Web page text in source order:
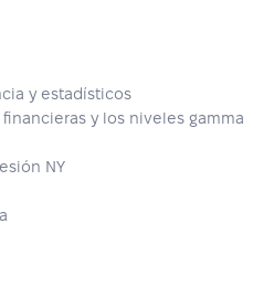
y estadísticos
y los niveles gamma
NY